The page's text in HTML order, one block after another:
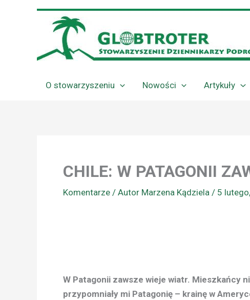
O stowarzyszeniu Nowości Artykuły
CHILE: W PATAGONII
Komentarze / Autor Marzena Kądziela / 5
W Patagonii zawsze wieje wiatr. Mieszkańcy
przypomniały mi Patagonię – krainę w